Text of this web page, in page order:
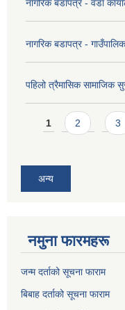
नागरिक बडापत्र - वडा
नागरिक बडापत्र -
पहिलो त्रैमासिक सामाजिक
Pages
1 2 3
अन्य
नमुना फारमहरू
जन्म दर्ताको सूचना फाराम
बिबाह दर्ताको सूचना फाराम